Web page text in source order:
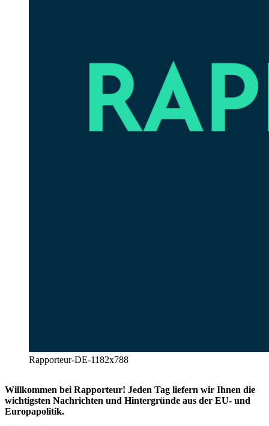
Rapporteur-DE-1182x788
Willkommen bei Rapporteur! Jeden Tag liefern wir Ihnen die
wichtigsten Nachrichten und Hintergründe aus der EU- und
Europapolitik.